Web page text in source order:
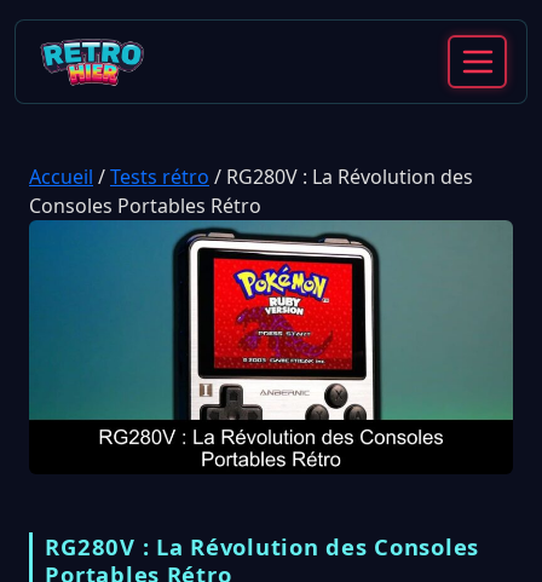
Accueil /Tests rétro / RG280V : La Révolution des
Consoles Portables Rétro
RG280V : La Révolution des Consoles
Portables Rétro